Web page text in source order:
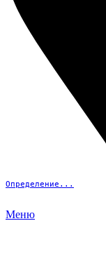
Определение...
Меню